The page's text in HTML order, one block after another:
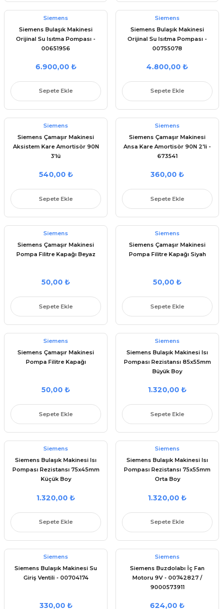
Siemens
Siemens Bulaşık Makinesi
Orijinal Su Isıtma Pompası -
00651956
6.900,00 ₺
Sepete Ekle
Siemens
Siemens Bulaşık Makinesi
Orijinal Su Isıtma Pompası -
00755078
4.800,00 ₺
Sepete Ekle
Siemens
Siemens Çamaşır Makinesi
Aksistem Kare Amortisör 90N
3'lü
540,00 ₺
Sepete Ekle
Siemens
Siemens Çamaşır Makinesi
Ansa Kare Amortisör 90N 2'li -
673541
360,00 ₺
Sepete Ekle
Siemens
Siemens Çamaşır Makinesi
Pompa Filitre Kapağı Beyaz
50,00 ₺
Sepete Ekle
Siemens
Siemens Çamaşır Makinesi
Pompa Filitre Kapağı Siyah
50,00 ₺
Sepete Ekle
Siemens
Siemens Çamaşır Makinesi
Pompa Filitre Kapağı
50,00 ₺
Sepete Ekle
Siemens
Siemens Bulaşık Makinesi Isı
Pompası Rezistansı 85x55mm
Büyük Boy
1.320,00 ₺
Sepete Ekle
Siemens
Siemens Bulaşık Makinesi Isı
Pompası Rezistansı 75x45mm
Küçük Boy
1.320,00 ₺
Sepete Ekle
Siemens
Siemens Bulaşık Makinesi Isı
Pompası Rezistansı 75x55mm
Orta Boy
1.320,00 ₺
Sepete Ekle
Siemens
Siemens Bulaşık Makinesi Su
Giriş Ventili - 00704174
330,00 ₺
Siemens
Siemens Buzdolabı İç Fan
Motoru 9V - 00742827 /
9000573911
624,00 ₺